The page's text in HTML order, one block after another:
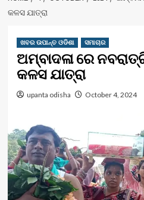
କଳସ ଯାତ୍ରା
ଖବର ଉପାନ୍ତ ଓଡିଶା ସମାଚାର
ଅମ୍ବାଦଳା ରେ
କଳସ ଯାତ୍ରା
upanta odisha October 4, 2024